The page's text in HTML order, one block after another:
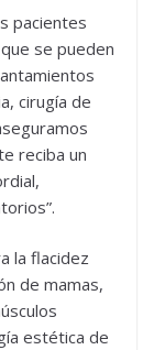
pacientes
se pueden
cirugía de
reciba un
la flacidez
de mamas,
estética de